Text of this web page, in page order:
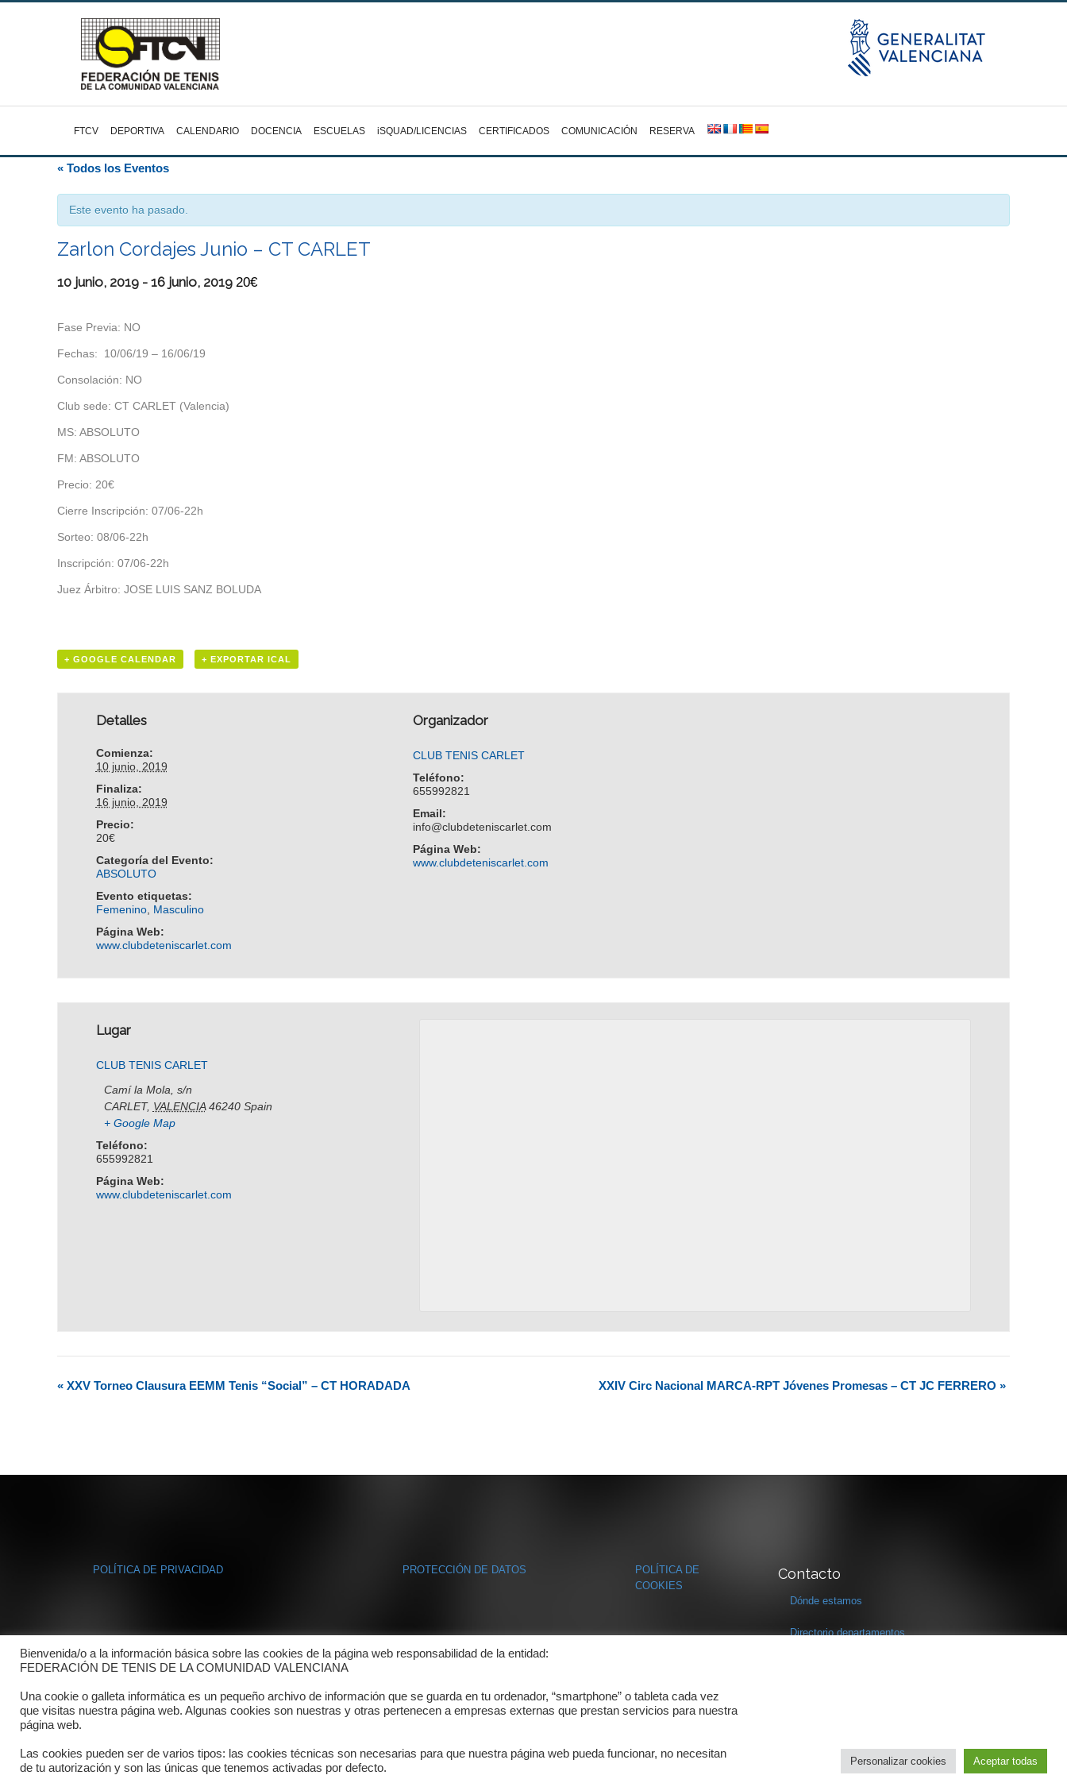
FTCV DEPORTIVA CALENDARIO DOCENCIA ESCUELAS iSQUAD/LICENCIAS CERTIFICADOS COMUNICACIÓN RESERVA
« Todos los Eventos
Este evento ha pasado.
Zarlon Cordajes Junio – CT CARLET
10 junio, 2019 - 16 junio, 2019 20€
Fase Previa: NO
Fechas: 10/06/19 – 16/06/19
Consolación: NO
Club sede: CT CARLET (Valencia)
MS: ABSOLUTO
FM: ABSOLUTO
Precio: 20€
Cierre Inscripción: 07/06-22h
Sorteo: 08/06-22h
Inscripción: 07/06-22h
Juez Árbitro: JOSE LUIS SANZ BOLUDA
+ GOOGLE CALENDAR + EXPORTAR ICAL
Detalles
Comienza:
10 junio, 2019
Finaliza:
16 junio, 2019
Precio:
20€
Categoría del Evento:
ABSOLUTO
Evento etiquetas:
Femenino, Masculino
Página Web:
www.clubdeteniscarlet.com
Organizador
CLUB TENIS CARLET
Teléfono:
655992821
Email:
info@clubdeteniscarlet.com
Página Web:
www.clubdeteniscarlet.com
Lugar
CLUB TENIS CARLET
Camí la Mola, s/n
CARLET, VALENCIA 46240 Spain
+ Google Map
Teléfono:
655992821
Página Web:
www.clubdeteniscarlet.com
« XXV Torneo Clausura EEMM Tenis “Social” – CT HORADADA XXIV Circ Nacional MARCA-RPT Jóvenes Promesas – CT JC FERRERO »
POLÍTICA DE PRIVACIDAD PROTECCIÓN DE DATOS
POLÍTICA DE
COOKIES
Contacto
Dónde estamos
Directorio departamentos
Bienvenida/o a la información básica sobre las cookies de la página web responsabilidad de la entidad:
FEDERACIÓN DE TENIS DE LA COMUNIDAD VALENCIANA
Una cookie o galleta informática es un pequeño archivo de información que se guarda en tu ordenador, “smartphone” o tableta cada vez
que visitas nuestra página web. Algunas cookies son nuestras y otras pertenecen a empresas externas que prestan servicios para nuestra
página web.
Las cookies pueden ser de varios tipos: las cookies técnicas son necesarias para que nuestra página web pueda funcionar, no necesitan
de tu autorización y son las únicas que tenemos activadas por defecto.
Personalizar cookies Aceptar todas